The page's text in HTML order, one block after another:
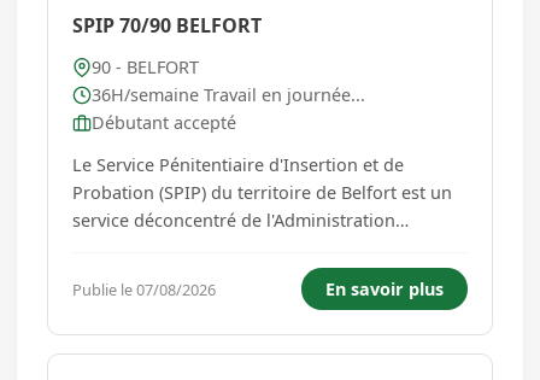
SPIP 70/90 BELFORT
90 - BELFORT
36H/semaine Travail en journée...
Débutant accepté
Le Service Pénitentiaire d'Insertion et de
Probation (SPIP) du territoire de Belfort est un
service déconcentré de l'Administration
prévention de la récidive. DESCRIPTIF DES
MISSIONS PRINCIPALES DU...
Publie le 07/08/2026 En savoir plus